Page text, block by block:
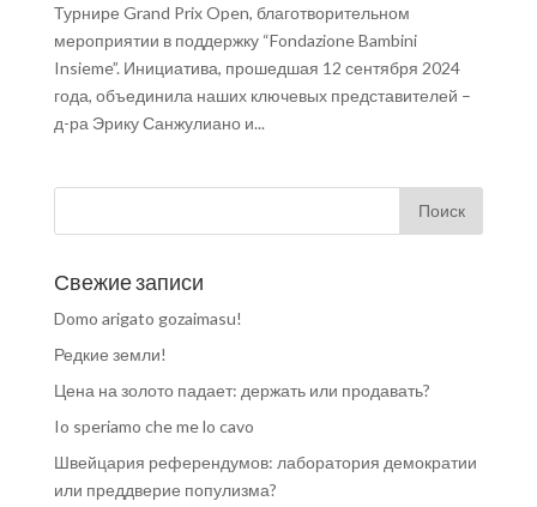
Турнире Grand Prix Open, благотворительном
мероприятии в поддержку “Fondazione Bambini
Insieme”. Инициатива, прошедшая 12 сентября 2024
года, объединила наших ключевых представителей –
д-ра Эрику Санжулиано и...
Свежие записи
Domo arigato gozaimasu!
Редкие земли!
Цена на золото падает: держать или продавать?
Io speriamo che me lo cavo
Швейцария референдумов: лаборатория демократии
или преддверие популизма?